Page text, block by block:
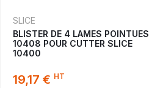
SLICE
BLISTER DE 4 LAMES POINTUES
10408 POUR CUTTER SLICE
10400
19,17 € HT